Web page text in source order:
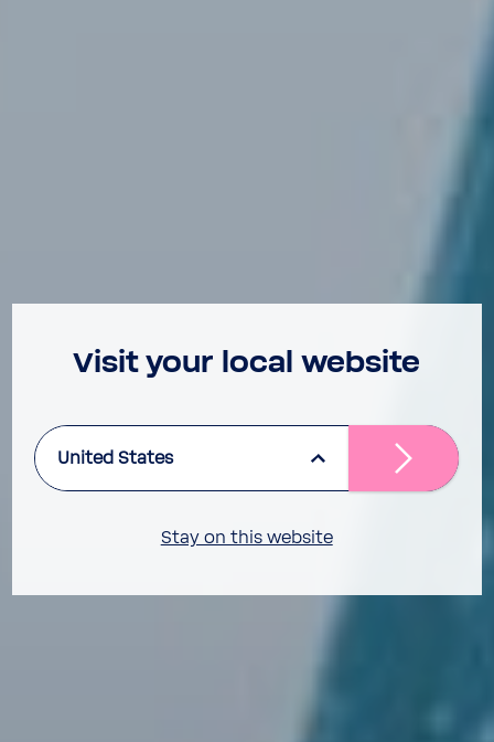
Visit your local website
United States
Stay on this website